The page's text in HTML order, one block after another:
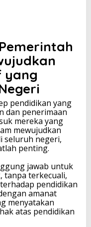
yang
pendidikan yang
dan penerimaan
mereka yang
mewujudkan
seluruh negeri,
penting.
jawab untuk
tanpa terkecuali,
pendidikan
amanat
menyatakan
atas pendidikan